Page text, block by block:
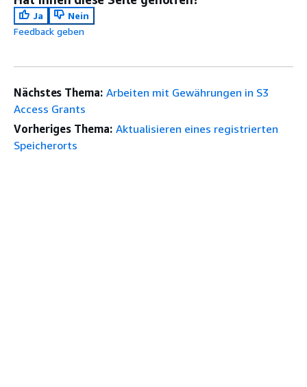
Ja
Nein
Feedback geben
Nächstes Thema: Arbeiten mit Gewährungen in S3
Access Grants
Vorheriges Thema: Aktualisieren eines registrierten
Speicherorts